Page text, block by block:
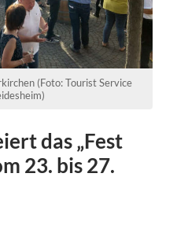
(Foto: Tourist Service
das „Fest
23. bis 27.